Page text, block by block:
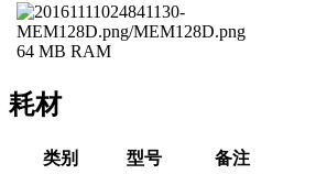
64 MB RAM
耗材
类别 型号
备注